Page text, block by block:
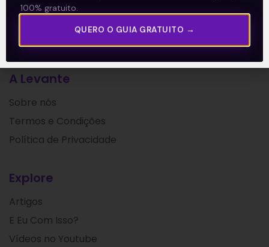
A Levante
Sobre nós
Termos e Condições
Política de Privacidade
Explore
Artigos
E Eu Com Isso?
Vídeos no Youtube
100% gratuito.
QUERO O GUIA GRATUITO →